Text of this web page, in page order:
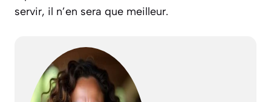
servir, il n’en sera que meilleur.